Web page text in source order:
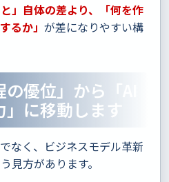
と」自体の差より、「何を作
るか」 が差になりやすい構
優位」から「AI
に移動します
なく、ビジネスモデル革新
見方があります。